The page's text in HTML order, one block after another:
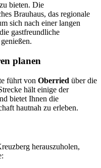
bieten. Die
Brauhaus, das regionale
sich nach einer langen
gastfreundliche
planen
führt von Oberried über die
hält einige der
bietet Ihnen die
hautnah zu erleben.
herauszuholen,